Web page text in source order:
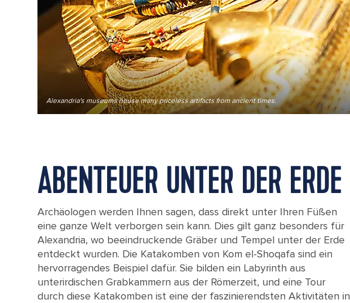
Alexandria's museums house many priceless artifacts from ancient times.
ABENTEUER UNTER DER ERDE
Archäologen werden Ihnen sagen, dass direkt unter Ihren Füßen
eine ganze Welt verborgen sein kann. Dies gilt ganz besonders für
Alexandria, wo beeindruckende Gräber und Tempel unter der Erde
entdeckt wurden. Die Katakomben von Kom el-Shoqafa sind ein
hervorragendes Beispiel dafür. Sie bilden ein Labyrinth aus
unterirdischen Grabkammern aus der Römerzeit, und eine Tour
durch diese Katakomben ist eine der faszinierendsten Aktivitäten in